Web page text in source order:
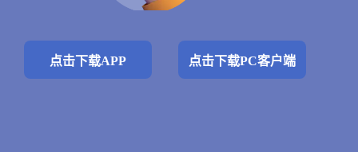
点击下载APP 点击下载PC客户端